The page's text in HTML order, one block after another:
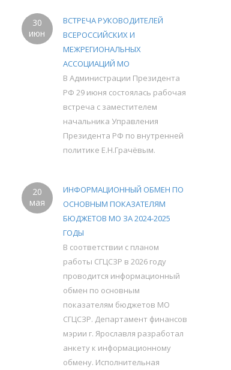
30
июн
ВСТРЕЧА РУКОВОДИТЕЛЕЙ
ВСЕРОССИЙСКИХ И
МЕЖРЕГИОНАЛЬНЫХ
АССОЦИАЦИЙ МО
В Администрации Президента
РФ 29 июня состоялась рабочая
встреча с заместителем
начальника Управления
Президента РФ по внутренней
политике Е.Н.Грачёвым.
20
мая
ИНФОРМАЦИОННЫЙ ОБМЕН ПО
ОСНОВНЫМ ПОКАЗАТЕЛЯМ
БЮДЖЕТОВ МО ЗА 2024-2025
ГОДЫ
В соответствии с планом
работы СГЦСЗР в 2026 году
проводится информационный
обмен по основным
показателям бюджетов МО
СГЦСЗР. Департамент финансов
мэрии г. Ярославля разработал
анкету к информационному
обмену. Исполнительная